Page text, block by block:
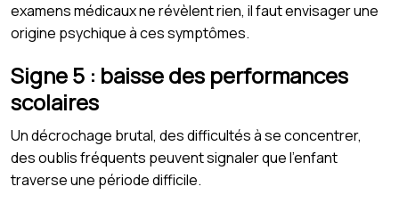
examens médicaux ne révèlent rien, il faut envisager une
origine psychique à ces symptômes.
Signe 5 : baisse des performances
scolaires
Un décrochage brutal, des difficultés à se concentrer,
des oublis fréquents peuvent signaler que l’enfant
traverse une période difficile.